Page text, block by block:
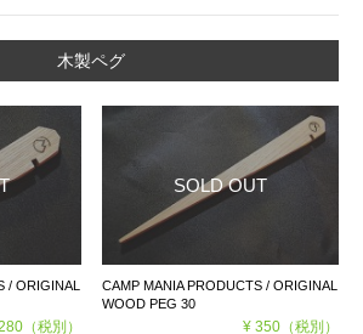
木製ペグ
/ ORIGINAL
（税別）
CAMP MANIA PRODUCTS / ORIGINAL
WOOD PEG 30
¥ 350（税別）